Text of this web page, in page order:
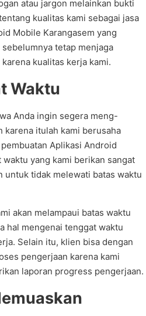
atau jargon melainkan bukti
kualitas kami sebagai jasa
Mobile Karangasem yang
tetap menjaga
kualitas kerja kami.
Waktu
Anda ingin segera meng-
karena itulah kami berusaha
Aplikasi Android
yang kami berikan sangat
untuk tidak melewati batas waktu
akan melampaui batas waktu
hal mengenai tenggat waktu
Selain itu, klien bisa dengan
pengerjaan karena kami
laporan progress pengerjaan.